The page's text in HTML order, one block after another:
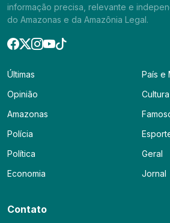
informação precisa, relevante e
do Amazonas e da Amazônia Legal.
Últimas
Opinião
Amazonas
Polícia
Política
Economia
País e
Cultura
Geral
Jornal
Contato